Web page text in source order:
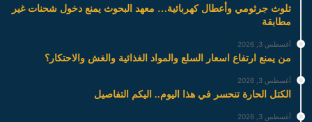
تلوث جرثومي وأعطال كهربائية… معهد البحوث يمنع دخول شحنات غير
مطابقة
أغسطس 3, 2026
من يمنع ارتفاع اسعار السلع والمواد الغذائية والغش والاحتكار؟
أغسطس 3, 2026
الكتل الحارة تنحسر في هذا اليوم.. اليكم التفاصيل
أغسطس 3, 2026